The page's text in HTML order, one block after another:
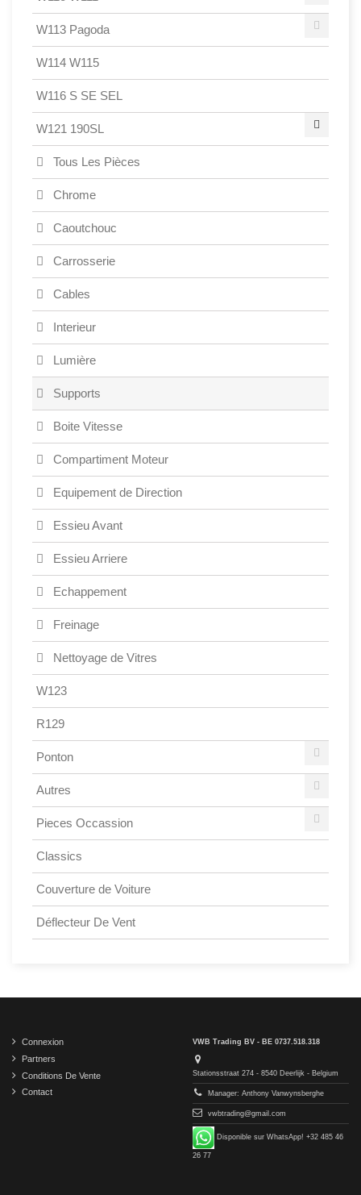
W113 Pagoda
W114 W115
W116 S SE SEL
W121 190SL
Tous Les Pièces
Chrome
Caoutchouc
Carrosserie
Cables
Interieur
Lumière
Supports
Boite Vitesse
Compartiment Moteur
Equipement de Direction
Essieu Avant
Essieu Arriere
Echappement
Freinage
Nettoyage de Vitres
W123
R129
Ponton
Autres
Pieces Occassion
Classics
Couverture de Voiture
Déflecteur De Vent
Connexion
Partners
Conditions De Vente
Contact
VWB Trading BV - BE 0737.518.318
Stationsstraat 274 - 8540 Deerlijk - Belgium
Manager: Anthony Vanwynsberghe
vwbtrading@gmail.com
Disponible sur WhatsApp! +32 485 46
26 77